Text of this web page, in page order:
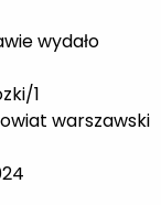
wydało
1
warszawski